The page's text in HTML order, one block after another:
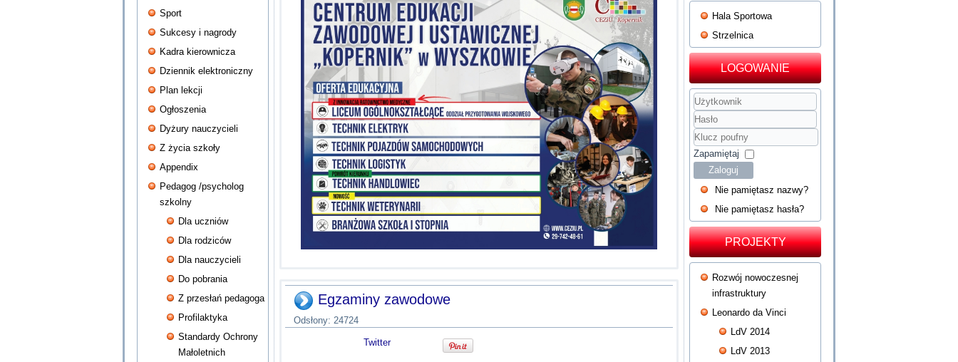
Sport
Sukcesy i nagrody
Kadra kierownicza
Dziennik elektroniczny
Plan lekcji
Ogłoszenia
Dyżury nauczycieli
Z życia szkoły
Appendix
Pedagog /psycholog
szkolny
Dla uczniów
Dla rodziców
Dla nauczycieli
Do pobrania
Z przesłań pedagoga
Profilaktyka
Standardy Ochrony
Małoletnich
Egzaminy zawodowe
Odsłony: 24724
Twitter
Hala Sportowa
Strzelnica
LOGOWANIE
Użytkownik
Hasło
Klucz
poufny
Zapamiętaj
Zaloguj
Nie pamiętasz nazwy?
Nie pamiętasz hasła?
PROJEKTY
Rozwój nowoczesnej
infrastruktury
Leonardo da Vinci
LdV 2014
LdV 2013